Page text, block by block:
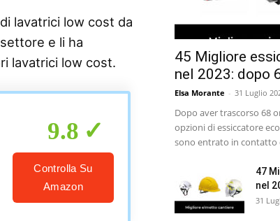
lavatrici low cost da
e li ha
lavatrici low cost.
9.8
Controlla Su
Amazon
45 Migliore
nel 2023: dopo
Elsa Morante - 31 Luglio
Dopo aver trascorso 68
opzioni di essiccatore
sono entrato in contatto
47
nel
31